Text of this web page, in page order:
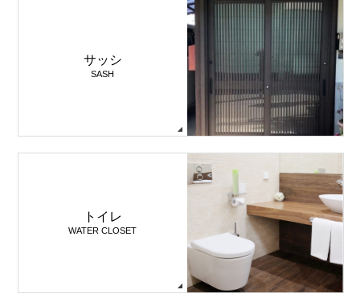
サッシ
SASH
トイレ
WATER CLOSET